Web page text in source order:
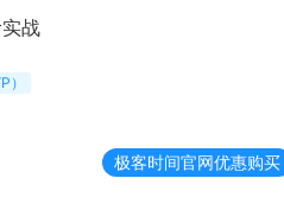
战
）
极客时间官网优惠购买